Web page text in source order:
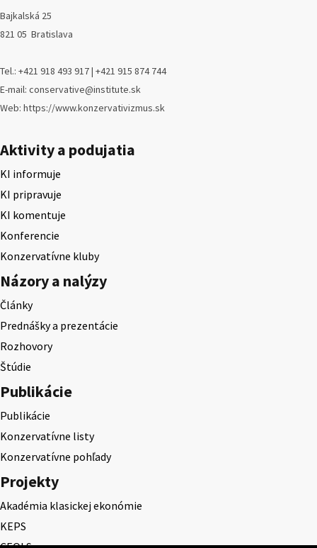
Bajkalská 25
821 05 Bratislava
Tel.: +421 918 493 917 | +421 915 874 744
E-mail: conservative@institute.sk
Web: https://www.konzervativizmus.sk
Aktivity a podujatia
KI informuje
KI pripravuje
KI komentuje
Konferencie
Konzervatívne kluby
Názory a nalýzy
Články
Prednášky a prezentácie
Rozhovory
Štúdie
Publikácie
Publikácie
Konzervatívne listy
Konzervatívne pohľady
Projekty
Akadémia klasickej ekonómie
KEPS